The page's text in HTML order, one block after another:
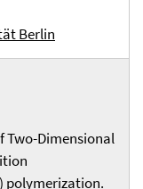
Berlin
Dimensional
polymerization.